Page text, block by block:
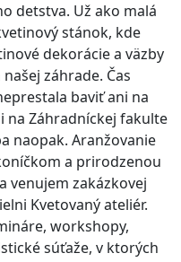
detstva. Už ako malá
stánok, kde
dekorácie a väzby
záhrade. Čas
baviť ani na
na Záhradníckej fakulte
naopak. Aranžovanie
a prirodzenou
venujem zakázkovej
Kvetovaný ateliér.
workshopy,
súťaže, v ktorých